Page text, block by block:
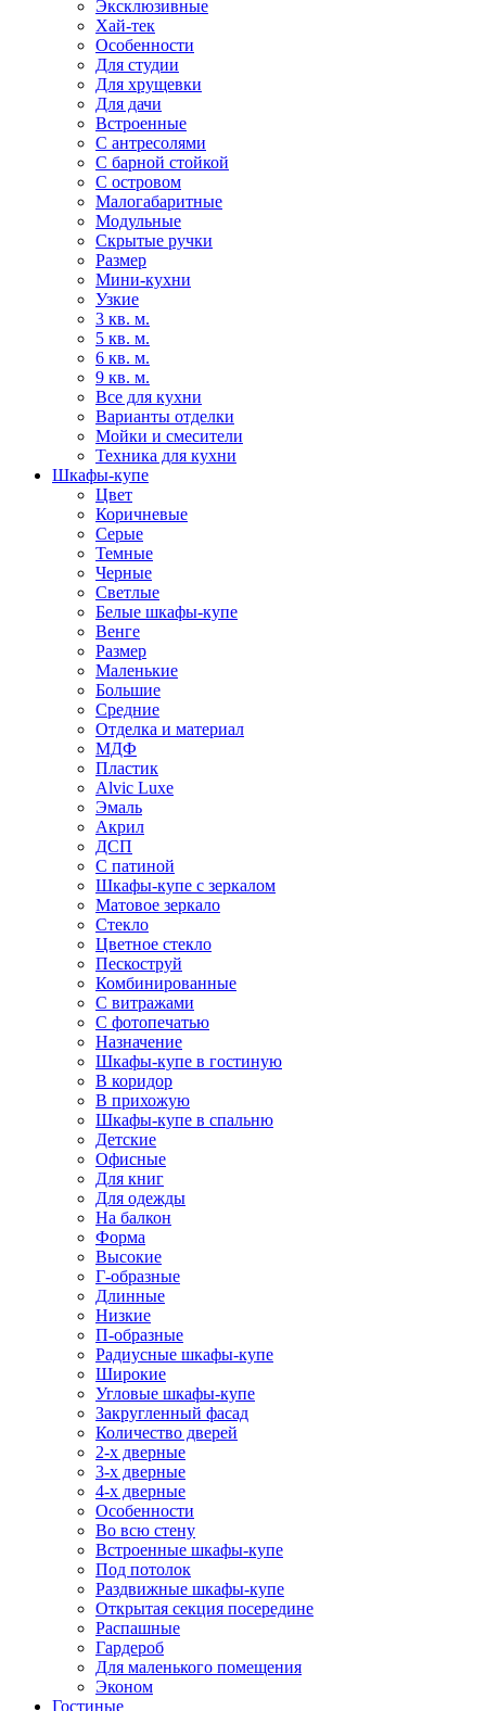
Эксклюзивные
Хай-тек
Особенности
Для студии
Для хрущевки
Для дачи
Встроенные
С антресолями
С барной стойкой
С островом
Малогабаритные
Модульные
Скрытые ручки
Размер
Мини-кухни
Узкие
3 кв. м.
5 кв. м.
6 кв. м.
9 кв. м.
Все для кухни
Варианты отделки
Мойки и смесители
Техника для кухни
Шкафы-купе
Цвет
Коричневые
Серые
Темные
Черные
Светлые
Белые шкафы-купе
Венге
Размер
Маленькие
Большие
Средние
Отделка и материал
МДФ
Пластик
Alvic Luxe
Эмаль
Акрил
ДСП
С патиной
Шкафы-купе с зеркалом
Матовое зеркало
Стекло
Цветное стекло
Пескоструй
Комбинированные
С витражами
С фотопечатью
Назначение
Шкафы-купе в гостиную
В коридор
В прихожую
Шкафы-купе в спальню
Детские
Офисные
Для книг
Для одежды
На балкон
Форма
Высокие
Г-образные
Длинные
Низкие
П-образные
Радиусные шкафы-купе
Широкие
Угловые шкафы-купе
Закругленный фасад
Количество дверей
2-х дверные
3-х дверные
4-х дверные
Особенности
Во всю стену
Встроенные шкафы-купе
Под потолок
Раздвижные шкафы-купе
Открытая секция посередине
Распашные
Гардероб
Для маленького помещения
Эконом
Гостиные